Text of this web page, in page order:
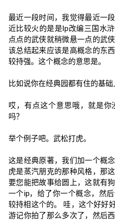
最近一段时间，我觉得最近一
近比较火的是是Ip改编三国水
点点的武侠就稍微悬一点的武
该总结起来应该是高概念的东
较持强。这个概念的意思是。
比如说你在经典园都有住的基础
哎，有点这个意思哦，就是
吗？
举个例子吧。武松打虎。
这是经典原著，我们加一个概
虎是蒸汽朋克的那种风格，那
要您能把故事给圆上，这就有
一个ip，给了你一个概念，然
较持相这个的。 哇，这个好好
游记你拍了那么多次了，然后